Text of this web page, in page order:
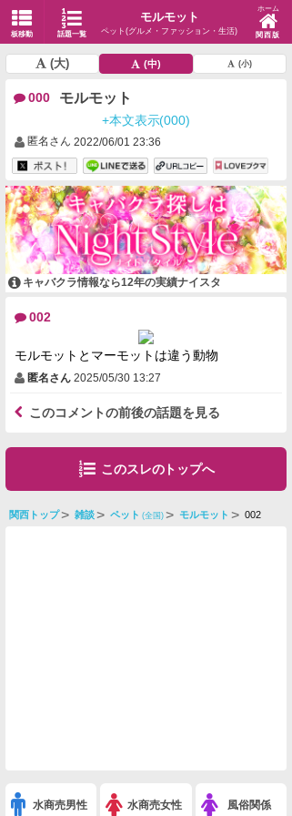
板移動 話題一覧
モルモット
ペット(グルメ・ファッション・生活)
ホーム
関西版
(大) (中) (小)
000 モルモット
+本文表示(000)
匿名さん 2022/06/01 23:36
キャバクラ情報なら12年の実績ナイスタ
002
モルモットとマーモットは違う動物
匿名さん 2025/05/30 13:27
このコメントの前後の話題を見る
このスレのトップへ
関西トップ 雑談 ペット (全国) モルモット 002
水商売男性 水商売女性 風俗関係